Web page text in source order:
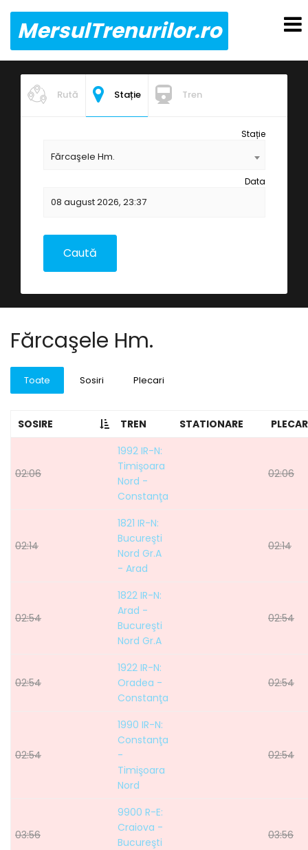
MersulTrenurilor.ro
Rută Stație Tren
Stație
Fărcaşele Hm.
Data
Fărcaşele Hm.
Toate Sosiri Plecari
SOSIRE TREN STATIONARE
02:06
1992 IR-N:
Timişoara
Nord -
Constanţa
02:06
02:14
1821 IR-N:
Bucureşti
Nord Gr.A
- Arad
02:14
02:54
1822 IR-N:
Arad -
Bucureşti
Nord Gr.A
02:54
02:54
1922 IR-N:
Oradea -
Constanţa
02:54
02:54
1990 IR-N:
Constanţa
-
Timişoara
Nord
02:54
03:56
9900 R-E:
Craiova -
Bucureşti
03:56